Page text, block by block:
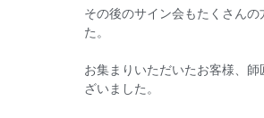
その後のサイン会もたくさん
た。
お集まりいただいたお客様、
ざいました。